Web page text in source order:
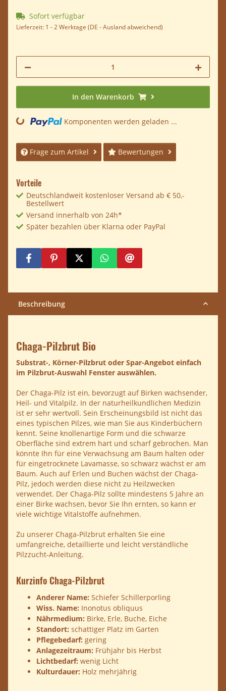
Sofort verfügbar
Lieferzeit: 1 - 2 Werktage (DE - Ausland abweichend)
In den Warenkorb
Komponenten werden geladen ...
Frage zum Artikel Bewertungen
Vorteile
Deutschlandweit kostenloser Versand ab € 50,-
Bestellwert
Versand innerhalb von 24h*
Später bezahlen über Klarna oder PayPal
Beschreibung
Chaga-Pilzbrut Bio
Substrat-, Körner-Pilzbrut oder Spar-Angebot einfach
im Pilzbrut-Auswahl Fenster auswählen.
Der Chaga-Pilz ist ein, bevorzugt auf Birken wachsender,
Heil- und Vitalpilz. In der naturheilkundlichen Medizin
ist er sehr wertvoll. Sein Erscheinungsbild ist nicht das
eines typischen Pilzes, wie man Sie aus Kinderbüchern
kennt. Seine knollenartige Form und die schwarze
Oberfläche sind extrem hart und scharf gebrochen. Man
könnte Ihn für eine Verwachsung am Baum halten oder
für eingetrocknete Lavamasse, so schwarz wächst er am
Baum. Auch auf Erlen und Buchen wächst der Chaga-
Pilz, jedoch werden diese nicht zu Heilzwecken
verwendet. Der Chaga-Pilz sollte mindestens 5 Jahre an
einer Birke wachsen, bevor Sie Ihn ernten, so kann er
viele wichtige Vitalstoffe aufnehmen.
Zu unserer Chaga-Pilzbrut erhalten Sie eine
umfangreiche, detaillierte und leicht verständliche
Pilzzucht-Anleitung.
Kurzinfo Chaga-Pilzbrut
Anderer Name: Schiefer Schillerporling
Wiss. Name: Inonotus obliquus
Nährmedium: Birke, Erle, Buche, Eiche
Standort: schattiger Platz im Garten
Pflegebedarf: gering
Anlagezeitraum: Frühjahr bis Herbst
Lichtbedarf: wenig Licht
Kulturdauer: Holz mehrjährig